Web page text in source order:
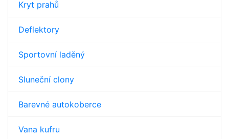
Kryt prahů
Deflektory
Sportovní laděný
Sluneční clony
Barevné autokoberce
Vana kufru